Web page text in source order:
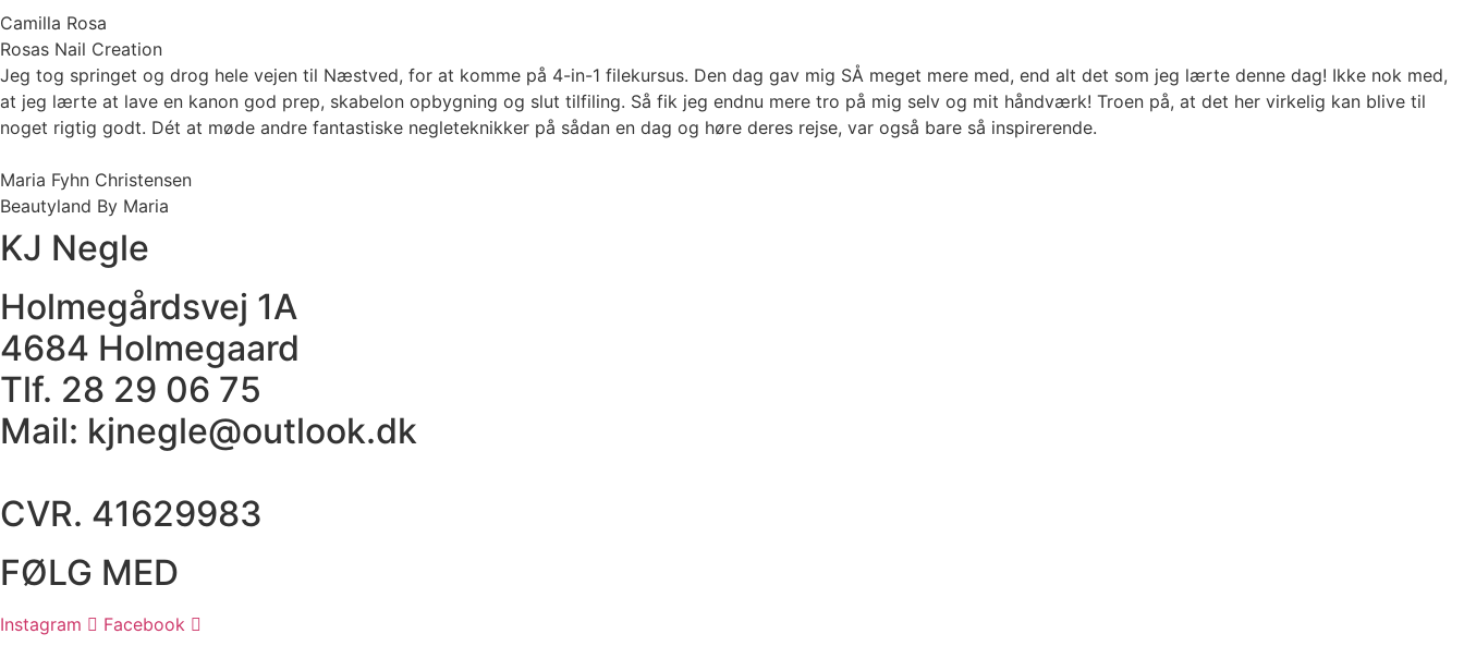
Camilla Rosa
Rosas Nail Creation
Jeg tog springet og drog hele vejen til Næstved, for at komme på 4-in-1 filekursus. Den dag gav mig SÅ meget mere med, end alt det som jeg lærte denne dag! Ikke nok med,
at jeg lærte at lave en kanon god prep, skabelon opbygning og slut tilfiling. Så fik jeg endnu mere tro på mig selv og mit håndværk! Troen på, at det her virkelig kan blive til
noget rigtig godt. Dét at møde andre fantastiske negleteknikker på sådan en dag og høre deres rejse, var også bare så inspirerende.
Maria Fyhn Christensen
Beautyland By Maria
KJ Negle
Holmegårdsvej 1A
4684 Holmegaard
Tlf. 28 29 06 75
Mail: kjnegle@outlook.dk
CVR. 41629983
FØLG MED
Instagram Facebook